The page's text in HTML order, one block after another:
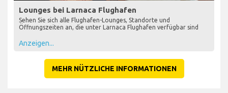
Lounges bei Larnaca Flughafen
Sehen Sie sich alle Flughafen-Lounges, Standorte und
Öffnungszeiten an, die unter Larnaca Flughafen verfügbar sind
Anzeigen...
MEHR NÜTZLICHE INFORMATIONEN